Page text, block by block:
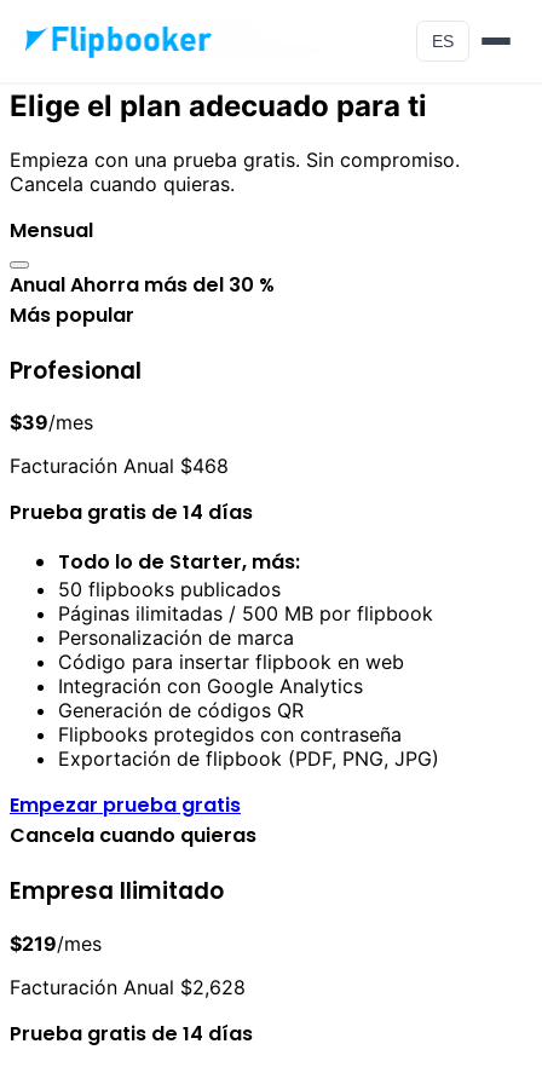
Saltar al contenido principal
ES
Precios simples y transparentes
Elige el plan adecuado para ti
Empieza con una prueba gratis. Sin compromiso.
Cancela cuando quieras.
Mensual
AnualAhorra más del 30 %
Más popular
Profesional
$39/mes
Facturación Anual $468
Prueba gratis de 14 días
Todo lo de Starter, más:
50 flipbooks publicados
Páginas ilimitadas / 500 MB por flipbook
Personalización de marca
Código para insertar flipbook en web
Integración con Google Analytics
Generación de códigos QR
Flipbooks protegidos con contraseña
Exportación de flipbook (PDF, PNG, JPG)
Empezar prueba gratis
Cancela cuando quieras
Empresa Ilimitado
$219/mes
Facturación Anual $2,628
Prueba gratis de 14 días